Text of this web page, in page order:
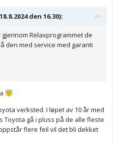
den 16.30):
Relaxprogrammet de
den med service med garanti
😇
verksted. I løpet av 10 år med
Toyota gå i pluss på de alle fleste
flere feil vil det bli dekket